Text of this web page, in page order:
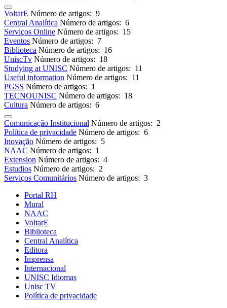
VoltarE Número de artigos: 9
Central Analítica Número de artigos: 6
Serviços Online Número de artigos: 15
Eventos Número de artigos: 7
Biblioteca Número de artigos: 16
UniscTv Número de artigos: 18
Studying at UNISC Número de artigos: 11
Useful information Número de artigos: 11
PGSS Número de artigos: 1
TECNOUNISC Número de artigos: 18
Cultura Número de artigos: 6
Comunicação Institucional Número de artigos: 2
Política de privacidade Número de artigos: 6
Inovação Número de artigos: 5
NAAC Número de artigos: 1
Extension Número de artigos: 4
Estudios Número de artigos: 2
Serviços Comunitários Número de artigos: 3
Portal RH
Mural
NAAC
VoltarE
Biblioteca
Central Analítica
Editora
Imprensa
Internacional
UNISC Idiomas
Unisc TV
Política de privacidade